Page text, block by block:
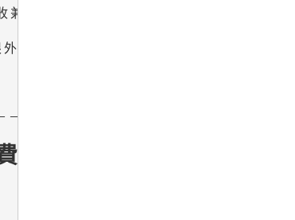
職所得的補充保險費(即除兒童及少
，其餘保險對象以5,000元為扣取下
－－－－－－－－－－－－－－－－－－－